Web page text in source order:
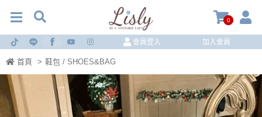
0
會員登入 加入會員
首頁 > 鞋包 / SHOES&BAG